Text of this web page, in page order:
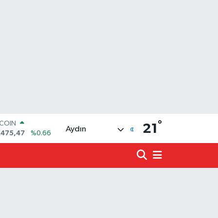
%0.05
Aydın 21 °